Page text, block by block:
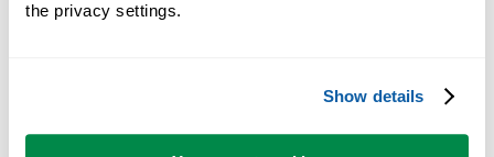
the privacy settings.
Show details